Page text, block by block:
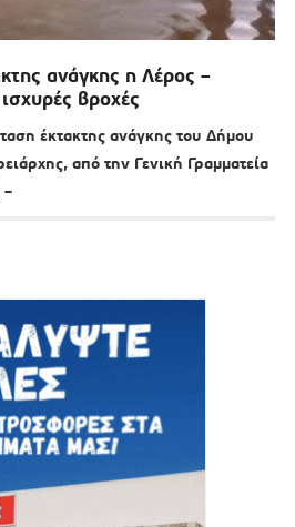
ανάγκης η Λέρος –
βροχές
έκτακτης ανάγκης του Δήμου
από την Γενική Γραμματεία
–